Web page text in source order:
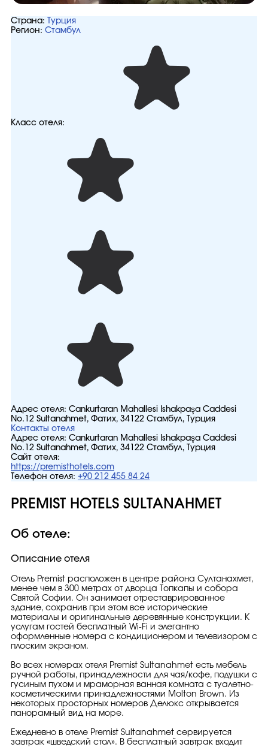
Страна:
Турция
Регион: Стамбул
Класс отеля:
Адрес отеля: Cankurtaran Mahallesi Ishakpaşa Caddesi
No.12 Sultanahmet, Фатих, 34122 Стамбул, Турция
Контакты отеля
Адрес отеля: Cankurtaran Mahallesi Ishakpaşa Caddesi
No.12 Sultanahmet, Фатих, 34122 Стамбул, Турция
Сайт отеля:
https://premisthotels.com
Телефон отеля: +90 212 455 84 24
PREMIST HOTELS SULTANAHMET
Об отеле:
Описание отеля
Отель Premist расположен в центре района Султанахмет,
менее чем в 300 метрах от дворца Топкапы и собора
Святой Софии. Он занимает отреставрированное
здание, сохранив при этом все исторические
материалы и оригинальные деревянные конструкции. К
услугам гостей бесплатный Wi-Fi и элегантно
оформленные номера с кондиционером и телевизором с
плоским экраном.
Во всех номерах отеля Premist Sultanahmet есть мебель
ручной работы, принадлежности для чая/кофе, подушки с
гусиным пухом и мраморная ванная комната с туалетно-
косметическими принадлежностями Molton Brown. Из
некоторых просторных номеров Делюкс открывается
панорамный вид на море.
Ежедневно в отеле Premist Sultanahmet сервируется
завтрак «шведский стол». В бесплатный завтрак входит